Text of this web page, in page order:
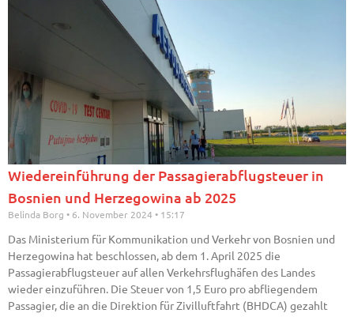
Wiedereinführung der Passagierabflugsteuer in
Bosnien und Herzegowina ab 2025
Belinda Borg 6. November 2024 15:17
Das Ministerium für Kommunikation und Verkehr von Bosnien und
Herzegowina hat beschlossen, ab dem 1. April 2025 die
Passagierabflugsteuer auf allen Verkehrsflughäfen des Landes
wieder einzuführen. Die Steuer von 1,5 Euro pro abfliegendem
Passagier, die an die Direktion für Zivilluftfahrt (BHDCA) gezahlt